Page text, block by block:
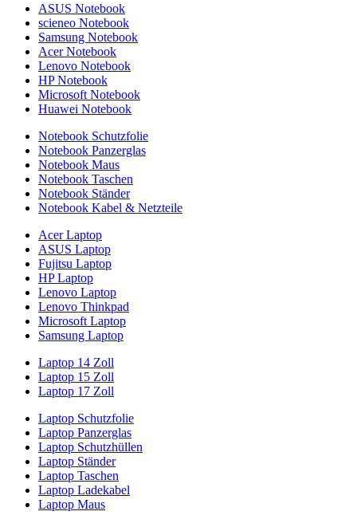
ASUS Notebook
scieneo Notebook
Samsung Notebook
Acer Notebook
Lenovo Notebook
HP Notebook
Microsoft Notebook
Huawei Notebook
Notebook Schutzfolie
Notebook Panzerglas
Notebook Maus
Notebook Taschen
Notebook Ständer
Notebook Kabel & Netzteile
Acer Laptop
ASUS Laptop
Fujitsu Laptop
HP Laptop
Lenovo Laptop
Lenovo Thinkpad
Microsoft Laptop
Samsung Laptop
Laptop 14 Zoll
Laptop 15 Zoll
Laptop 17 Zoll
Laptop Schutzfolie
Laptop Panzerglas
Laptop Schutzhüllen
Laptop Ständer
Laptop Taschen
Laptop Ladekabel
Laptop Maus